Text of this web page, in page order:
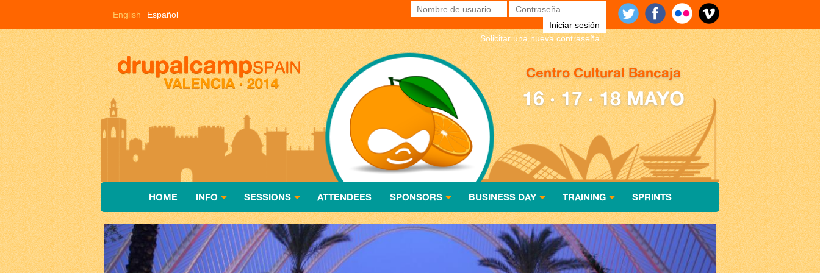
English
Español
Nombre de usuario* Contraseña*
Solicitar una nueva contraseña
Centro Cultural Bancaja
16 · 17 · 18 MAYO
HOME INFO SESSIONS ATTENDEES SPONSORS BUSINESS DAY TRAINING SPRINTS